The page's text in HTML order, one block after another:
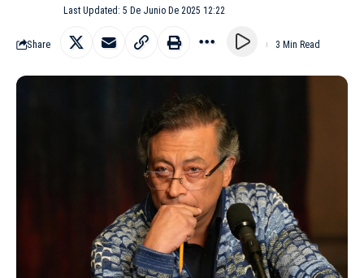
Last Updated: 5 De Junio De 2025 12:22
Share 3 Min Read